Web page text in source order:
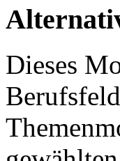
Dieses